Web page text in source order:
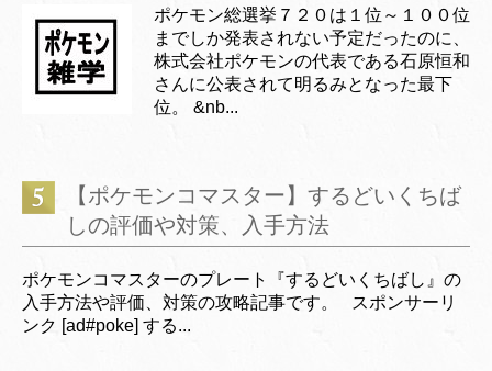
ポケモン総選挙７２０は１位～１００位
までしか発表されない予定だったのに、
株式会社ポケモンの代表である石原恒和
さんに公表されて明るみとなった最下
位。 &nb...
【ポケモンコマスター】するどいくちば
しの評価や対策、入手方法
ポケモンコマスターのプレート『するどいくちばし』の
入手方法や評価、対策の攻略記事です。 スポンサーリ
ンク [ad#poke] する...